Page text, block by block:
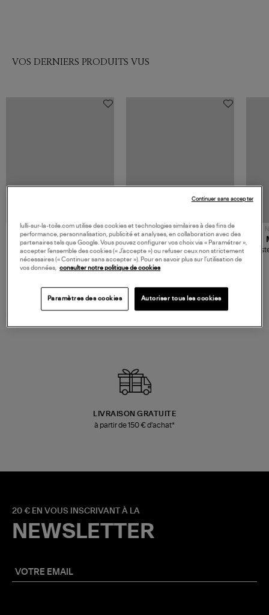
VOS DERNIERS PRODUITS VUS
480,00 €
JEROME DREYFUSS
Sac Bobi S Cuir Lamé
Champagne
NOUVELLE COLLECTION
189,00 €
TORAL
Mocassins Killian Sport
Mousse
LIVRAISON GRATUITE
à partir de 150 € d'achat*
20 € EN VOUS INSCRIVANT À LA
NEWSLETTER
lulli-sur-la-toile.com utilise des cookies et technologies similaires à des fins de
performance, personnalisation, publicité et analyses, en collaboration avec des
partenaires tels que Google. Vous pouvez configurer vos choix via « Paramétrer »,
accepter l’ensemble des cookies (« J’accepte ») ou refuser ceux non strictement
nécessaires (« Continuer sans accepter »). Pour en savoir plus sur l’utilisation de
vos données, consulter notre politique de cookies
Paramètres des cookies Autoriser tous les cookies
Continuer sans accepter